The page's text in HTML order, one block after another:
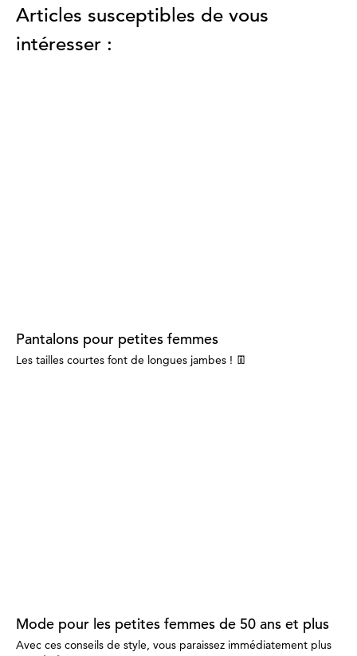
Articles susceptibles de vous
intéresser :
Pantalons pour petites femmes
Les tailles courtes font de longues jambes ! 👖
Mode pour les petites femmes de 50 ans et plus
Avec ces conseils de style, vous paraissez immédiatement plus